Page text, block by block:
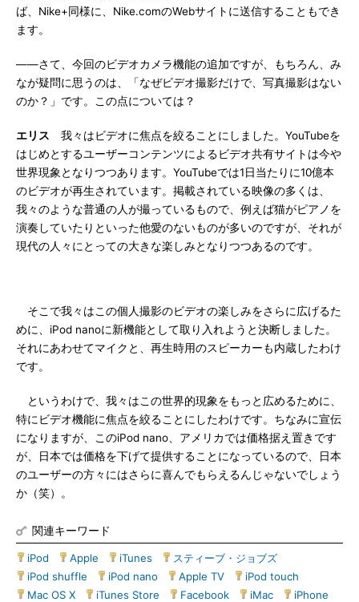
ば、Nike+同様に、Nike.comのWebサイトに送信することもでき
ます。
――さて、今回のビデオカメラ機能の追加ですが、もちろん、み
なが疑問に思うのは、「なぜビデオ撮影だけで、写真撮影はない
のか？」です。この点については？
エリス 我々はビデオに焦点を絞ることにしました。YouTubeを
はじめとするユーザーコンテンツによるビデオ共有サイトは今や
世界現象となりつつあります。YouTubeでは1日当たりに10億本
のビデオが再生されています。掲載されている映像の多くは、
我々のような普通の人が撮っているもので、例えば猫がピアノを
演奏していたりといった他愛のないものが多いのですが、それが
現代の人々にとっての大きな楽しみとなりつつあるのです。
そこで我々はこの個人撮影のビデオの楽しみをさらに広げるた
めに、iPod nanoに新機能として取り入れようと決断しました。
それにあわせてマイクと、再生時用のスピーカーも内蔵したわけ
です。
というわけで、我々はこの世界的現象をもっと広めるために、
特にビデオ機能に焦点を絞ることにしたわけです。ちなみに宣伝
になりますが、このiPod nano、アメリカでは価格据え置きです
が、日本では価格を下げて提供することになっているので、日本
のユーザーの方々にはさらに喜んでもらえるんじゃないでしょう
か（笑）。
関連キーワード
iPod Apple iTunes スティーブ・ジョブズ
iPod shuffle
iPod nano Apple TV iPod touch
Mac OS X
iTunes Store Facebook iMac iPhone